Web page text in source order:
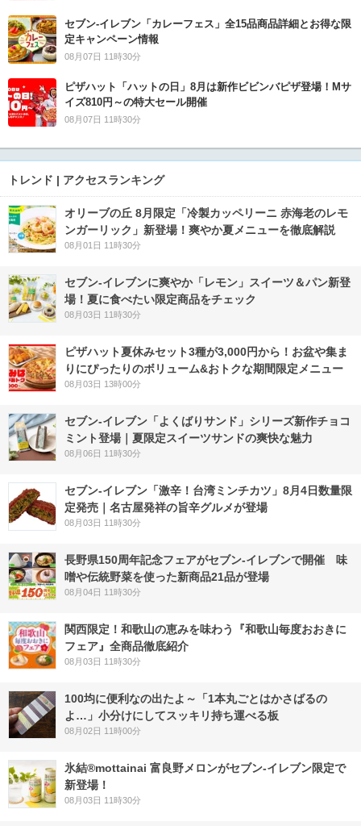
セブン‐イレブン「カレーフェス」全15品商品詳細とお得な限
定キャンペーン情報
08月07日 11時30分
ピザハット「ハットの日」8月は新作ビビンバピザ登場！Mサ
イズ810円～の特大セール開催
08月07日 11時30分
トレンド | アクセスランキング
オリーブの丘 8月限定「冷製カッペリーニ 赤海老のレモ
ンガーリック」新登場！爽やか夏メニューを徹底解説
08月01日 11時30分
セブン‐イレブンに爽やか「レモン」スイーツ＆パン新登
場！夏に食べたい限定商品をチェック
08月03日 11時30分
ピザハット夏休みセット3種が3,000円から！お盆や集ま
りにぴったりのボリューム&おトクな期間限定メニュー
08月03日 13時00分
セブン‐イレブン「よくばりサンド」シリーズ新作チョコ
ミント登場｜夏限定スイーツサンドの爽快な魅力
08月06日 11時30分
セブン-イレブン「激辛！台湾ミンチカツ」8月4日数量限
定発売｜名古屋発祥の旨辛グルメが登場
08月03日 11時30分
長野県150周年記念フェアがセブン-イレブンで開催 味
噌や伝統野菜を使った新商品21品が登場
08月04日 11時30分
関西限定！和歌山の恵みを味わう『和歌山毎度おおきに
フェア』全商品徹底紹介
08月03日 11時30分
100均に便利なの出たよ～「1本丸ごとはかさばるの
よ…」小分けにしてスッキリ持ち運べる板
08月02日 11時00分
氷結®mottainai 富良野メロンがセブン‐イレブン限定で
新登場！
08月03日 11時30分